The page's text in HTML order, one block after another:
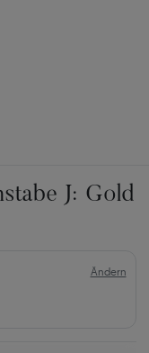
J: Gold
Ändern